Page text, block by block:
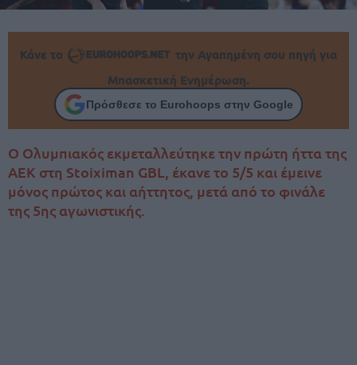
Κάνε το
την Αγαπημένη σου πηγή για
Μπασκετική Ενημέρωση.
Πρόσθεσε το Eurohoops στην Google
Ο Ολυμπιακός εκμεταλλεύτηκε την πρώτη ήττα της
ΑΕΚ στη Stoiximan GBL, έκανε το 5/5 και έμεινε
μόνος πρώτος και αήττητος, μετά από το φινάλε
της 5ης αγωνιστικής.